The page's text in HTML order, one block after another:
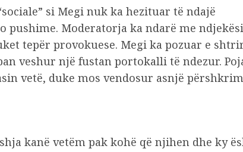
si Megi nuk ka hezituar të ndajë
pushime. Moderatorja ka ndarë me
tepër provokuese. Megi ka pozuar e
veshur një fustan portokalli të ndezur.
vetë, duke mos vendosur asnjë përshkrim
kanë vetëm pak kohë që njihen dhe ky